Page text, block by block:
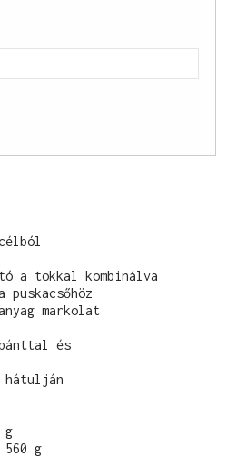
a tokkal kombinálva
markolat
és
hátulján
g
g